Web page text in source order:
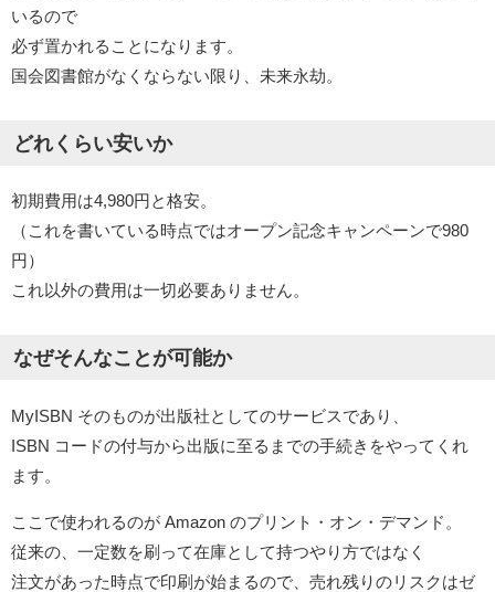
いるので
必ず置かれることになります。
国会図書館がなくならない限り、未来永劫。
どれくらい安いか
初期費用は4,980円と格安。
（これを書いている時点ではオープン記念キャンペーンで980
円）
これ以外の費用は一切必要ありません。
なぜそんなことが可能か
MyISBN そのものが出版社としてのサービスであり、
ISBN コードの付与から出版に至るまでの手続きをやってくれ
ます。
ここで使われるのが Amazon のプリント・オン・デマンド。
従来の、一定数を刷って在庫として持つやり方ではなく
注文があった時点で印刷が始まるので、売れ残りのリスクはゼ